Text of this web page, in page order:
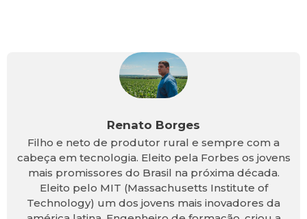
Renato Borges
Filho e neto de produtor rural e sempre com a
cabeça em tecnologia. Eleito pela Forbes os jovens
mais promissores do Brasil na próxima década.
Eleito pelo MIT (Massachusetts Institute of
Technology) um dos jovens mais inovadores da